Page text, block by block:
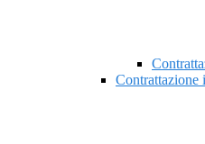
Contrattazione